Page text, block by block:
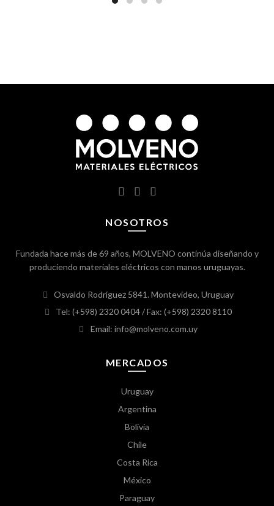
NOSOTROS
Fundada hace más de 69 años, MOLVENO continúa diseñando y
produciendo materiales eléctricos con manos uruguayas.
Osvaldo Rodríguez 5841. Montevideo, Uruguay
Tel: (+598) 2320 0404/ Fax: (+598) 2320 8110
Email: info@molveno.com.uy
MERCADOS
Uruguay
Argentina
Bolivia
Chile
Costa Rica
México
Paraguay